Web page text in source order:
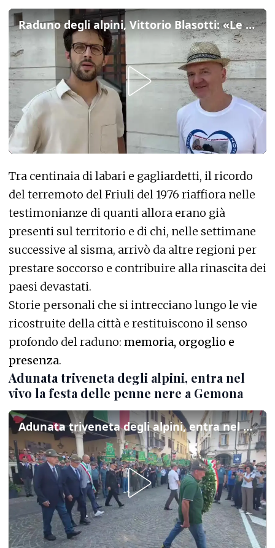
Raduno degli alpini, Vittorio Blasotti: «Le rondini sono tornate dopo un anno nella Gemona ricostruita»
Tra centinaia di labari e gagliardetti, il ricordo
del terremoto del Friuli del 1976 riaffiora nelle
testimonianze di quanti allora erano già
presenti sul territorio e di chi, nelle settimane
successive al sisma, arrivò da altre regioni per
prestare soccorso e contribuire alla rinascita dei
paesi devastati.
Storie personali che si intrecciano lungo le vie
ricostruite della città e restituiscono il senso
profondo del raduno: memoria, orgoglio e
presenza.
Adunata triveneta degli alpini, entra nel
vivo la festa delle penne nere a Gemona
Adunata triveneta degli alpini, entra nel vivo la festa delle penne nere a Gemona